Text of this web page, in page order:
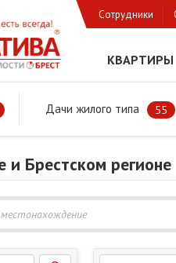
Сотрудники
КВАРТИРЫ
Дачи жилого типа 55
садовые домики и участки
и Брестском регионе